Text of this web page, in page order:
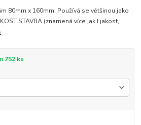
80mm x 160mm. Používá se většinou jako
STAVBA (znamená více jak I jakost,
752 ks